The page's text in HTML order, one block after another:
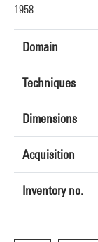
1958
Domain
Techniques
Dimensions
Acquisition
Inventory no.